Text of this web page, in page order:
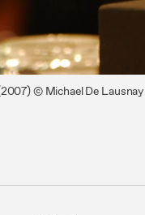
© Michael De Lausnay